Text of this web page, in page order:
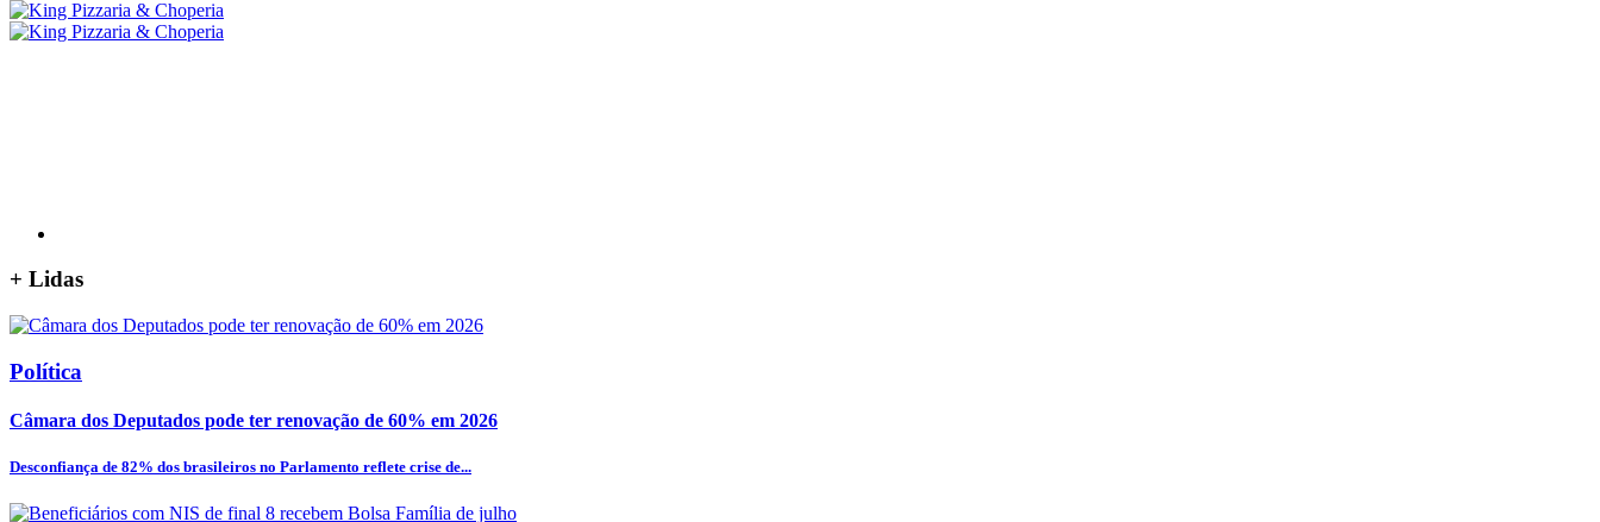
+ Lidas
Política
Câmara dos Deputados pode ter renovação de 60% em 2026
Desconfiança de 82% dos brasileiros no Parlamento reflete crise de...